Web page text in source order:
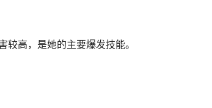
高，是她的主要爆发技能。